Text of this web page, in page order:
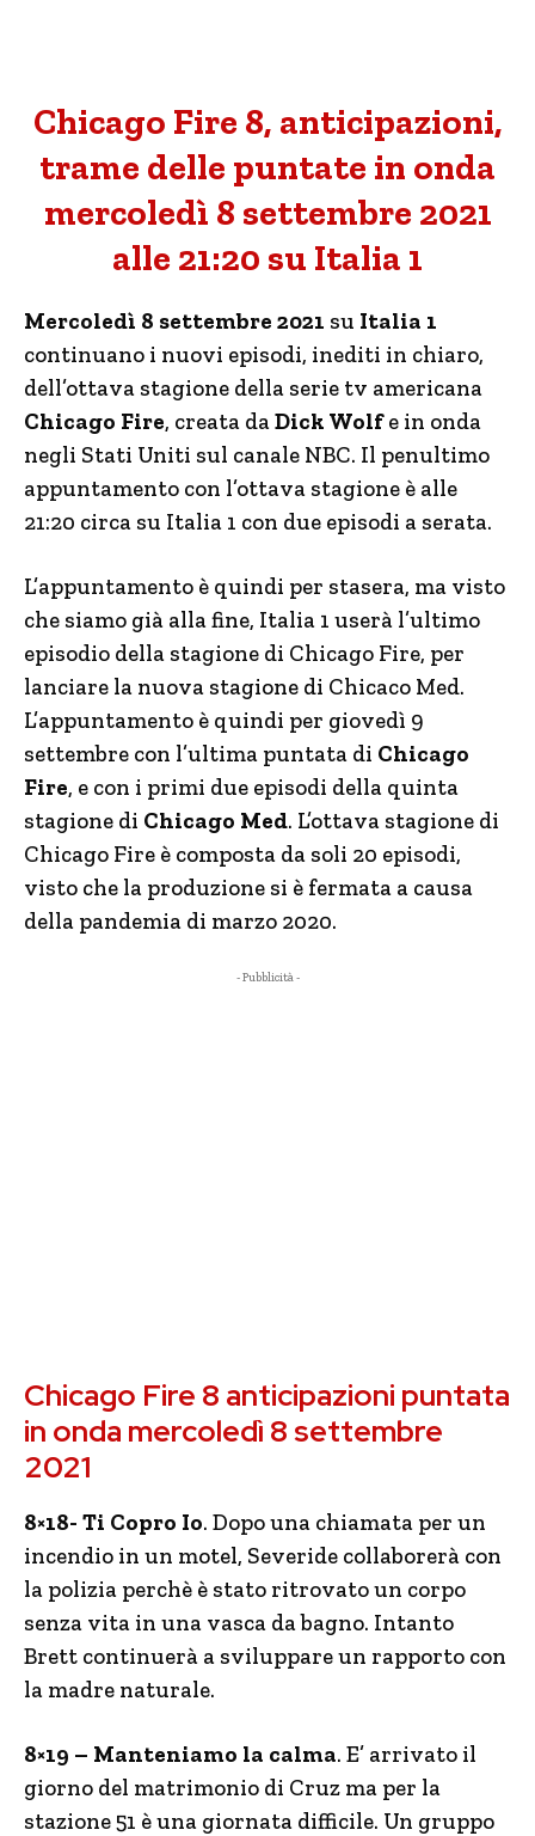
Chicago Fire 8, anticipazioni,
trame delle puntate in onda
mercoledì 8 settembre 2021
alle 21:20 su Italia 1
Mercoledì 8 settembre 2021 su Italia 1
continuano i nuovi episodi, inediti in chiaro,
dell’ottava stagione della serie tv americana
Chicago Fire, creata daDick Wolfe in onda
negli Stati Uniti sul canale NBC. Il penultimo
appuntamento con l’ottava stagione è alle
21:20 circa su Italia 1 con due episodi a serata.
L’appuntamento è quindi per stasera, ma visto
che siamo già alla fine, Italia 1 userà l’ultimo
episodio della stagione di Chicago Fire, per
lanciare la nuova stagione di Chicaco Med.
L’appuntamento è quindi per giovedì 9
settembre con l’ultima puntata di Chicago
Fire, e con i primi due episodi della quinta
stagione di Chicago Med. L’ottava stagione di
Chicago Fire è composta da soli 20 episodi,
visto che la produzione si è fermata a causa
della pandemia di marzo 2020.
- Pubblicità -
Chicago Fire 8 anticipazioni puntata
in onda mercoledì 8 settembre
2021
8×18- Ti Copro Io. Dopo una chiamata per un
incendio in un motel, Severide collaborerà con
la polizia perchè è stato ritrovato un corpo
senza vita in una vasca da bagno. Intanto
Brett continuerà a sviluppare un rapporto con
la madre naturale.
8×19 – Manteniamo la calma. E’ arrivato il
giorno del matrimonio di Cruz ma per la
stazione 51 è una giornata difficile. Un gruppo